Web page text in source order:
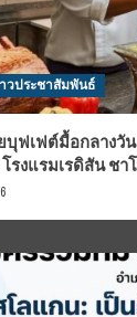
วประชาสัมพันธ์
ฟเฟต์มื้อกลางวั
รงแรมเรดิสัน ชา